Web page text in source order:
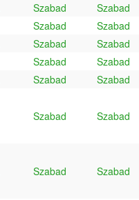
Szabad
Szabad
Szabad
Szabad
Szabad
Szabad
Szabad
Szabad
Szabad
Szabad
Szabad Szabad
Szabad Szabad